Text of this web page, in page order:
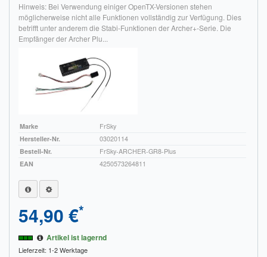
Hinweis: Bei Verwendung einiger OpenTX-Versionen stehen
möglicherweise nicht alle Funktionen vollständig zur Verfügung. Dies
betrifft unter anderem die Stabi-Funktionen der Archer+-Serie. Die
Empfänger der Archer Plu...
Marke
FrSky
Hersteller-Nr.
03020114
Bestell-Nr.
FrSky-ARCHER-GR8-Plus
EAN
4250573264811
54,90 €*
Artikel ist lagernd
Lieferzeit: 1-2 Werktage